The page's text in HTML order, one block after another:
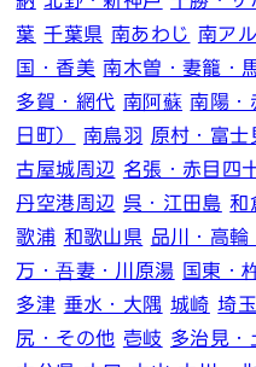
葉 千葉県 南あわじ 南ア
国・香美 南木曽・妻籠・
多賀・網代 南阿蘇 南陽・
日町）
南鳥羽 原村・富士
古屋城周辺 名張・赤目四
丹空港周辺 呉・江田島 和
歌浦 和歌山県 品川・高輪
万・吾妻・川原湯 国東・
多津 垂水・大隅 城崎 埼
尻・その他 壱岐 多治見・